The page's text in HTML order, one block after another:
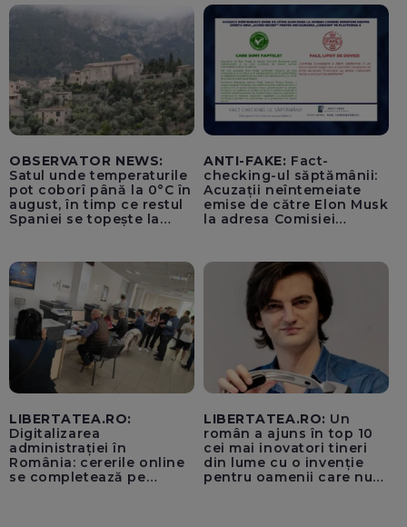
OBSERVATOR NEWS:
Satul unde temperaturile
pot coborî până la 0°C în
august, în timp ce restul
Spaniei se topește la
ANTI-FAKE: Fact-
checking-ul săptămânii:
Acuzații neîntemeiate
emise de către Elon Musk
la adresa Comisiei
pentru instaurarea
„cenzurii” pe platforma X
LIBERTATEA.RO:
Digitalizarea
administrației în
România: cererile online
se completează pe
LIBERTATEA.RO: Un
român a ajuns în top 10
cei mai inovatori tineri
din lume cu o invenție
pentru oamenii care nu